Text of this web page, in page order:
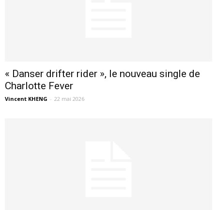
« Danser drifter rider », le nouveau single de
Charlotte Fever
Vincent KHENG - 22 mai 2026